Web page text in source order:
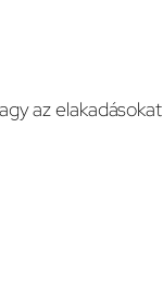
az elakadásokat